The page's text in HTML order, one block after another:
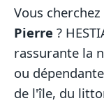
Vous
Pierre ?
rassurante la
ou
de l'île, du